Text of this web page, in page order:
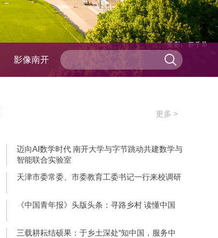
影像南开
更多 >
迈向AI数学时代 南开大学与字节跳动共建数学与
智能联合实验室
天津市委常委、市委教育工委书记一行来校调研
《中国青年报》头版头条：寻路乡村 读懂中国
三载耕耘结硕果：于乡土深处“知中国，服务中